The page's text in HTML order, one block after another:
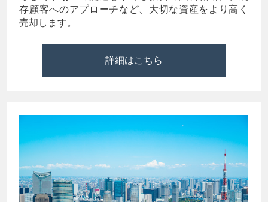
存顧客へのアプローチなど、大切な資産をより高く
売却します。
詳細はこちら